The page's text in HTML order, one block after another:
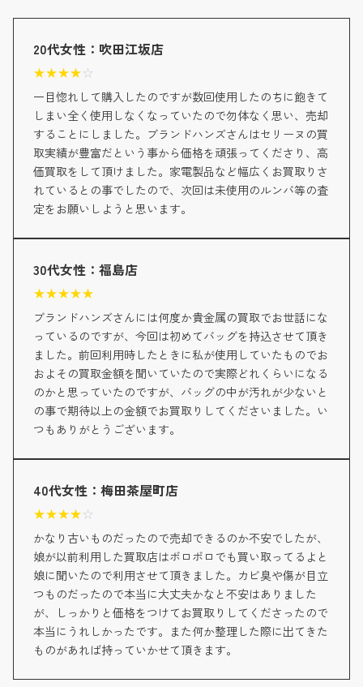
20代女性：吹田江坂店
★★★★☆
一目惚れして購入したのですが数回使用したのちに飽きて
しまい全く使用しなくなっていたので勿体なく思い、売却
することにしました。ブランドハンズさんはセリーヌの買
取実績が豊富だという事から価格を頑張ってくださり、高
価買取をして頂けました。家電製品など幅広くお買取りさ
れているとの事でしたので、次回は未使用のルンバ等の査
定をお願いしようと思います。
30代女性：福島店
★★★★★
ブランドハンズさんには何度か貴金属の買取でお世話にな
っているのですが、今回は初めてバッグを持込させて頂き
ました。前回利用時したときに私が使用していたものでお
およその買取金額を聞いていたので実際どれくらいになる
のかと思っていたのですが、バッグの中が汚れが少ないと
の事で期待以上の金額でお買取りしてくださいました。い
つもありがとうございます。
40代女性：梅田茶屋町店
★★★★☆
かなり古いものだったので売却できるのか不安でしたが、
娘が以前利用した買取店はボロボロでも買い取ってるよと
娘に聞いたので利用させて頂きました。カビ臭や傷が目立
つものだったので本当に大丈夫かなと不安はありました
が、しっかりと価格をつけてお買取りしてくださったので
本当にうれしかったです。また何か整理した際に出てきた
ものがあれば持っていかせて頂きます。